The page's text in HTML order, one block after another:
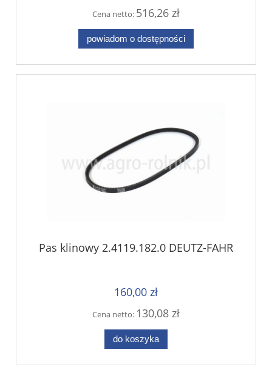
Cena netto: 516,26 zł
powiadom o dostępności
Pas klinowy 2.4119.182.0 DEUTZ-FAHR
160,00 zł
Cena netto: 130,08 zł
do koszyka